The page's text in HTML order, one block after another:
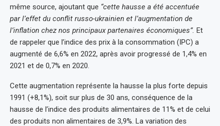
même source, ajoutant que “cette hausse a été accentuée
par l’effet du conflit russo-ukrainien et l’augmentation de
l’inflation chez nos principaux partenaires économiques”. Et
de rappeler que l’indice des prix à la consommation (IPC) a
augmenté de 6,6% en 2022, après avoir progressé de 1,4% en
2021 et de 0,7% en 2020.
Cette augmentation représente la hausse la plus forte depuis
1991 (+8,1%), soit sur plus de 30 ans, conséquence de la
hausse de l’indice des produits alimentaires de 11% et de celui
des produits non alimentaires de 3,9%. La variation des